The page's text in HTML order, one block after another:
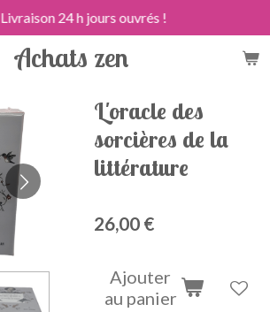
Achats zen
Livraison 24 h jours ouvrés !
L'oracle des
sorcières de la
littérature
26,00 €
Ajouter
au panier